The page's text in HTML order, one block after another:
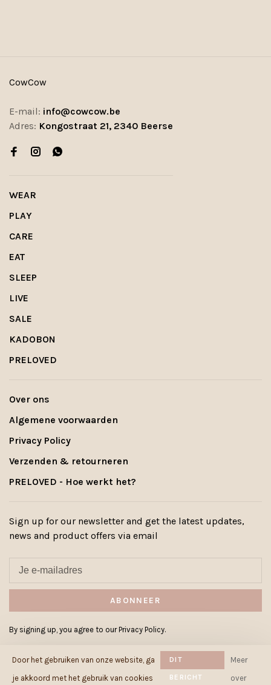
CowCow
E-mail: info@cowcow.be
Adres: Kongostraat 21, 2340 Beerse
WEAR
PLAY
CARE
EAT
SLEEP
LIVE
SALE
KADOBON
PRELOVED
Over ons
Algemene voorwaarden
Privacy Policy
Verzenden & retourneren
PRELOVED - Hoe werkt het?
Sign up for our newsletter and get the latest updates,
news and product offers via email
ABONNEER
By signing up, you agree to our Privacy Policy.
Door het gebruiken van onze website, ga
je akkoord met het gebruik van cookies
DIT
BERICHT
Meer
over